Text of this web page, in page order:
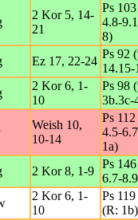
2 Kor 5, 14-
21
Ps
4.8-
8)
Ez 17, 22-24
Ps 92
14.15-
2 Kor 6, 1-
10
Ps 98
3b.3c-
Weish 10,
10-14
Ps
4.5-
1a)
2 Kor 8, 1-9
Ps
6.7-
2 Kor 6, 1-
10
Ps
(R: 1b)